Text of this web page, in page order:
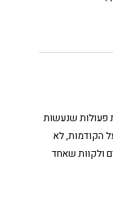
פעולות שנעשות
הקודמות, לא
ולקוות שאחד